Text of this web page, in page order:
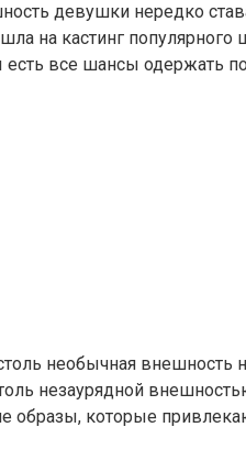
девушки нередко
на кастинг популярного
все шансы одержать
необычная внешность
незаурядной
образы, которые